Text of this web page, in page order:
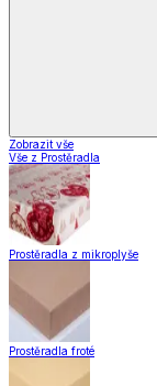
Zobrazit vše
Vše z Prostěradla
Prostěradla z mikroplyše
Prostěradla froté